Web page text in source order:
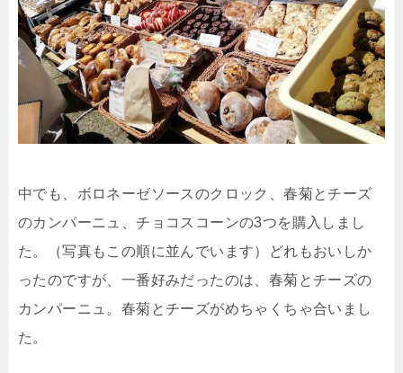
中でも、ボロネーゼソースのクロック、春菊とチーズ
のカンパーニュ、チョコスコーンの3つを購入しまし
た。（写真もこの順に並んでいます）どれもおいしか
ったのですが、一番好みだったのは、春菊とチーズの
カンパーニュ。春菊とチーズがめちゃくちゃ合いまし
た。